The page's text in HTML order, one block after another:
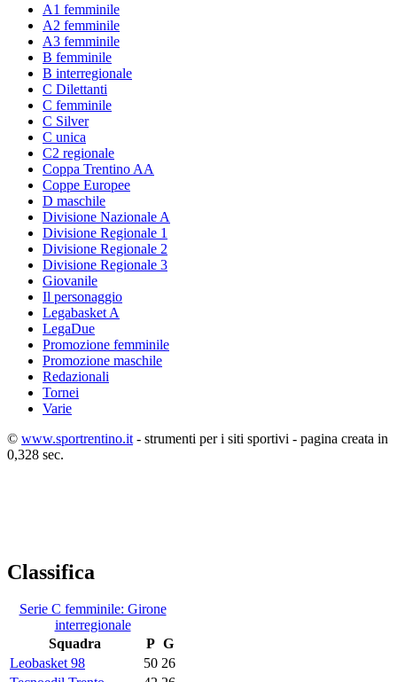
A1 femminile
A2 femminile
A3 femminile
B femminile
B interregionale
C Dilettanti
C femminile
C Silver
C unica
C2 regionale
Coppa Trentino AA
Coppe Europee
D maschile
Divisione Nazionale A
Divisione Regionale 1
Divisione Regionale 2
Divisione Regionale 3
Giovanile
Il personaggio
Legabasket A
LegaDue
Promozione femminile
Promozione maschile
Redazionali
Tornei
Varie
© www.sportrentino.it - strumenti per i siti sportivi - pagina creata in
0,328 sec.
Classifica
Serie C femminile: Girone
interregionale
Squadra
P G
Leobasket 98
50 26